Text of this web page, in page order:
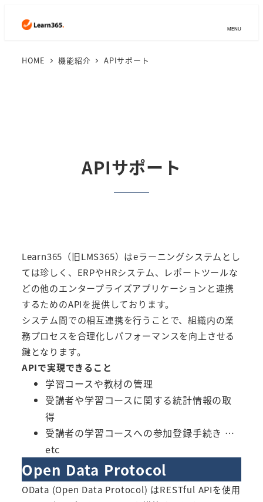
MENU
HOME 機能紹介 APIサポート
APIサポート
Learn365（旧LMS365）はeラーニングシステムとし
ては珍しく、ERPやHRシステム、レポートツールな
どの他のエンタープライズアプリケーションと連携
するためのAPIを提供しております。
システム間での相互連携を行うことで、組織内の業
務プロセスを合理化しパフォーマンスを向上させる
鍵となります。
APIで実現できること
学習コースや教材の管理
受講者や学習コースに関する統計情報の取
得
受講者の学習コースへの参加登録手続き …
etc
Open Data Protocol
OData (Open Data Protocol) はRESTful APIを使用